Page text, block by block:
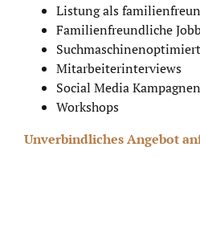
Listung als
Familienfreundliche
Mitarbeiterinterviews
Social Media Kampagnen
Workshops
Unverbindliches Angebot